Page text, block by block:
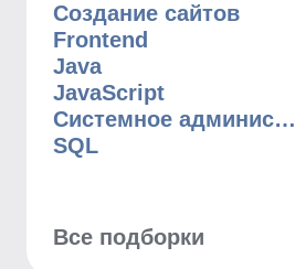
Создание сайтов
Frontend
Java
JavaScript
Системное администрирование
SQL
Все подборки